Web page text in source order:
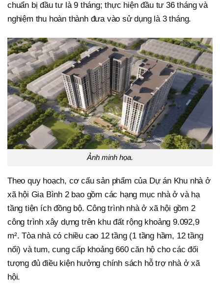
chuẩn bị đầu tư là 9 tháng; thực hiện đầu tư 36 tháng và
nghiệm thu hoàn thành đưa vào sử dụng là 3 tháng.
Ảnh minh họa.
Theo quy hoạch, cơ cấu sản phẩm của Dự án Khu nhà ở
xã hội Gia Bình 2 bao gồm các hạng mục nhà ở và hạ
tầng tiện ích đồng bộ. Công trình nhà ở xã hội gồm 2
công trình xây dựng trên khu đất rộng khoảng 9.092,9
m². Tòa nhà có chiều cao 12 tầng (1 tầng hầm, 12 tầng
nổi) và tum, cung cấp khoảng 660 căn hộ cho các đối
tượng đủ điều kiện hưởng chính sách hỗ trợ nhà ở xã
hội.